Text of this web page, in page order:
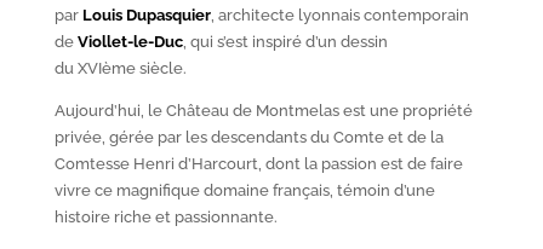
par Louis Dupasquier, architecte lyonnais contemporain
de Viollet-le-Duc, qui s’est inspiré d’un dessin
du XVIèmesiècle.
Aujourd’hui, le Château de Montmelas est une propriété
privée, gérée par les descendants du Comte et de la
Comtesse Henri d’Harcourt, dont la passion est de faire
vivre ce magnifique domaine français, témoin d’une
histoire riche et passionnante.